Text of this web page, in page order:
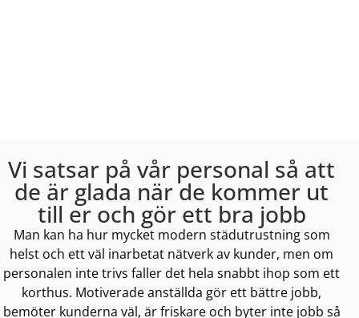
Vi satsar på vår personal så att
de är glada när de kommer ut
till er och gör ett bra jobb
Man kan ha hur mycket modern städutrustning som
helst och ett väl inarbetat nätverk av kunder, men om
personalen inte trivs faller det hela snabbt ihop som ett
korthus. Motiverade anställda gör ett bättre jobb,
bemöter kunderna väl, är friskare och byter inte jobb så